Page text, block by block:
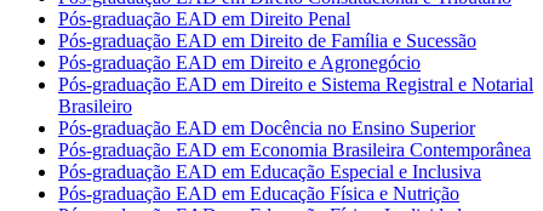
Pós-graduação EAD em Direito Penal
Pós-graduação EAD em Direito de Família e Sucessão
Pós-graduação EAD em Direito e Agronegócio
Pós-graduação EAD em Direito e Sistema Registral e Notarial
Brasileiro
Pós-graduação EAD em Docência no Ensino Superior
Pós-graduação EAD em Economia Brasileira Contemporânea
Pós-graduação EAD em Educação Especial e Inclusiva
Pós-graduação EAD em Educação Física e Nutrição